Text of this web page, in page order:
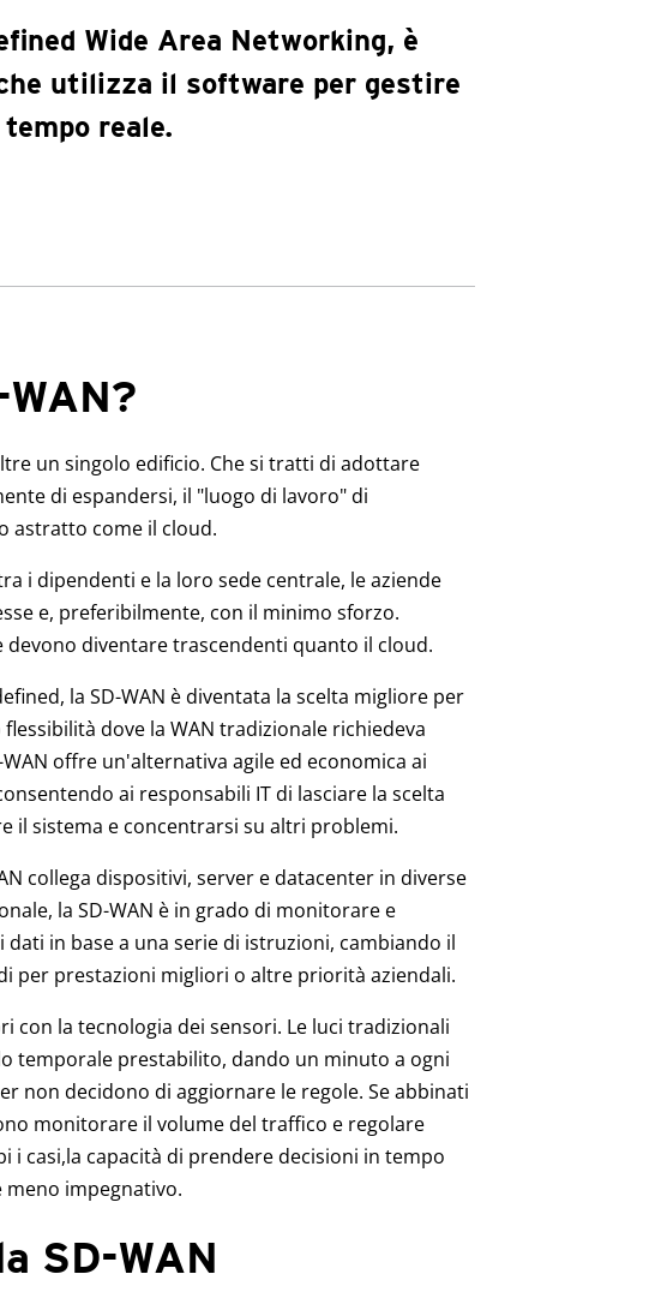
Wide Area Networking, è
utilizza il software per gestire
reale.
un singolo edificio. Che si tratti di adottare
di espandersi, il "luogo di lavoro" di
astratto come il cloud.
i dipendenti e la loro sede centrale, le aziende
e, preferibilmente, con il minimo sforzo.
devono diventare trascendenti quanto il cloud.
la SD-WAN è diventata la scelta migliore per
dove la WAN tradizionale richiedeva
offre un'alternativa agile ed economica ai
ai responsabili IT di lasciare la scelta
il sistema e concentrarsi su altri problemi.
collega dispositivi, server e datacenter in diverse
la SD-WAN è in grado di monitorare e
in base a una serie di istruzioni, cambiando il
per prestazioni migliori o altre priorità aziendali.
con la tecnologia dei sensori. Le luci tradizionali
temporale prestabilito, dando un minuto a ogni
non decidono di aggiornare le regole. Se abbinati
monitorare il volume del traffico e regolare
i casi,la capacità di prendere decisioni in tempo
impegnativo.
SD-WAN